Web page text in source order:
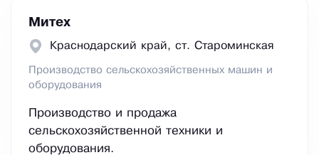
Митех
Краснодарский край, ст. Староминская
Производство сельскохозяйственных машин и
оборудования
Производство и продажа
сельскохозяйственной техники и
оборудования.